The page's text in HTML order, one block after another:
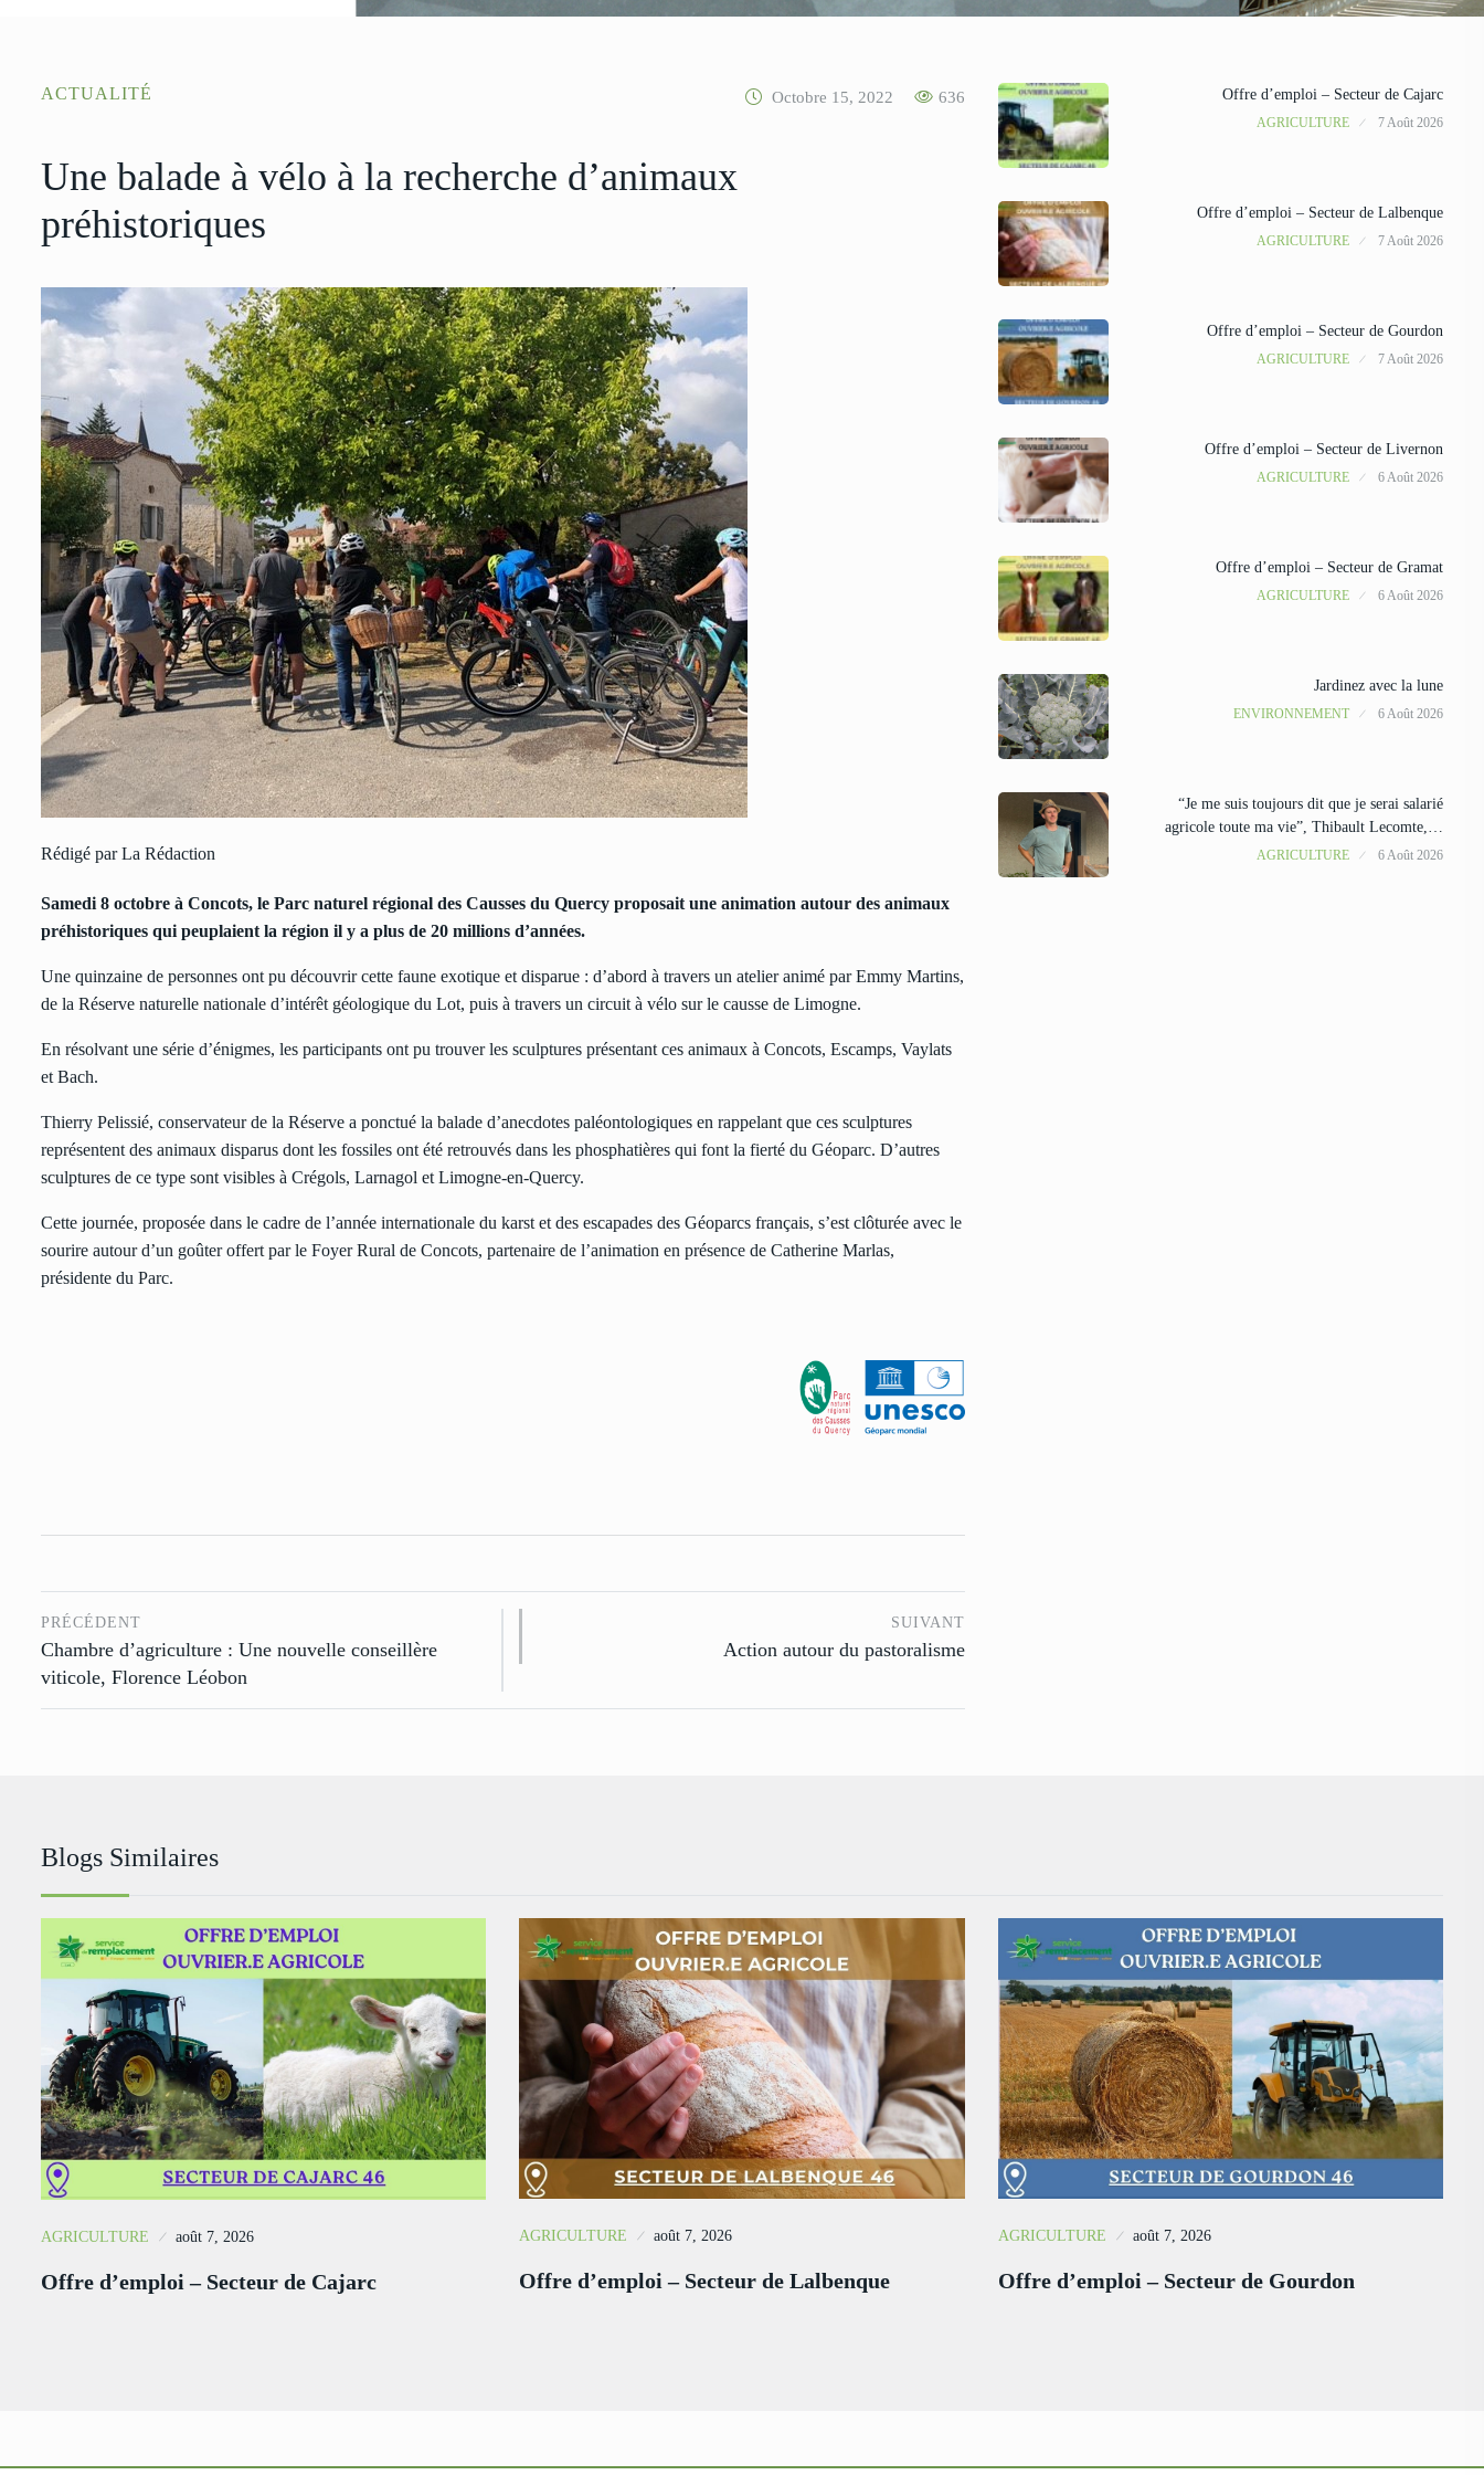
ACTUALITÉ Octobre 15, 2022 636
Une balade à vélo à la recherche d’animaux
préhistoriques
Rédigé par La Rédaction
Samedi 8 octobre à Concots, le Parc naturel régional des Causses du Quercy proposait une animation autour des animaux
préhistoriques qui peuplaient la région il y a plus de 20 millions d’années.
Une quinzaine de personnes ont pu découvrir cette faune exotique et disparue : d’abord à travers un atelier animé par Emmy Martins,
de la Réserve naturelle nationale d’intérêt géologique du Lot, puis à travers un circuit à vélo sur le causse de Limogne.
En résolvant une série d’énigmes, les participants ont pu trouver les sculptures présentant ces animaux à Concots, Escamps, Vaylats
et Bach.
Thierry Pelissié, conservateur de la Réserve a ponctué la balade d’anecdotes paléontologiques en rappelant que ces sculptures
représentent des animaux disparus dont les fossiles ont été retrouvés dans les phosphatières qui font la fierté du Géoparc. D’autres
sculptures de ce type sont visibles à Crégols, Larnagol et Limogne-en-Quercy.
Cette journée, proposée dans le cadre de l’année internationale du karst et des escapades des Géoparcs français, s’est clôturée avec le
sourire autour d’un goûter offert par le Foyer Rural de Concots, partenaire de l’animation en présence de Catherine Marlas,
présidente du Parc.
PRÉCÉDENT
Chambre d’agriculture : Une nouvelle conseillère
viticole, Florence Léobon
SUIVANT
Action autour du pastoralisme
Offre d’emploi – Secteur de Cajarc
AGRICULTURE 7 Août 2026
Offre d’emploi – Secteur de Lalbenque
AGRICULTURE 7 Août 2026
Offre d’emploi – Secteur de Gourdon
AGRICULTURE 7 Août 2026
Offre d’emploi – Secteur de Livernon
AGRICULTURE 6 Août 2026
Offre d’emploi – Secteur de Gramat
AGRICULTURE 6 Août 2026
Jardinez avec la lune
ENVIRONNEMENT 6 Août 2026
“Je me suis toujours dit que je serai salarié
agricole toute ma vie”, Thibault Lecomte,…
AGRICULTURE 6 Août 2026
Blogs Similaires
AGRICULTURE août 7, 2026
Offre d’emploi – Secteur de Cajarc
AGRICULTURE août 7, 2026
Offre d’emploi – Secteur de Lalbenque
AGRICULTURE août 7, 2026
Offre d’emploi – Secteur de Gourdon